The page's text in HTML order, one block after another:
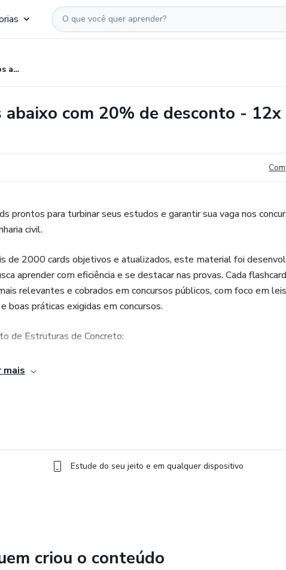
2003 cards - Todos abaixo com 20% de desconto - 12x R$ 13,12
com 20% de desconto - 12x
prontos para turbinar seus estudos e garantir sua vaga nos
civil.
de 2000 cards objetivos e atualizados, este material foi
aprender com eficiência e se destacar nas provas. Cada
relevantes e cobrados em concursos públicos, com foco em
boas práticas exigidas em concursos.
de Estruturas de Concreto:
- Projeto de estruturas de concreto
– Concreto dosado em central
mais
Estude do seu jeito e em qualquer dispositivo
criou o conteúdo